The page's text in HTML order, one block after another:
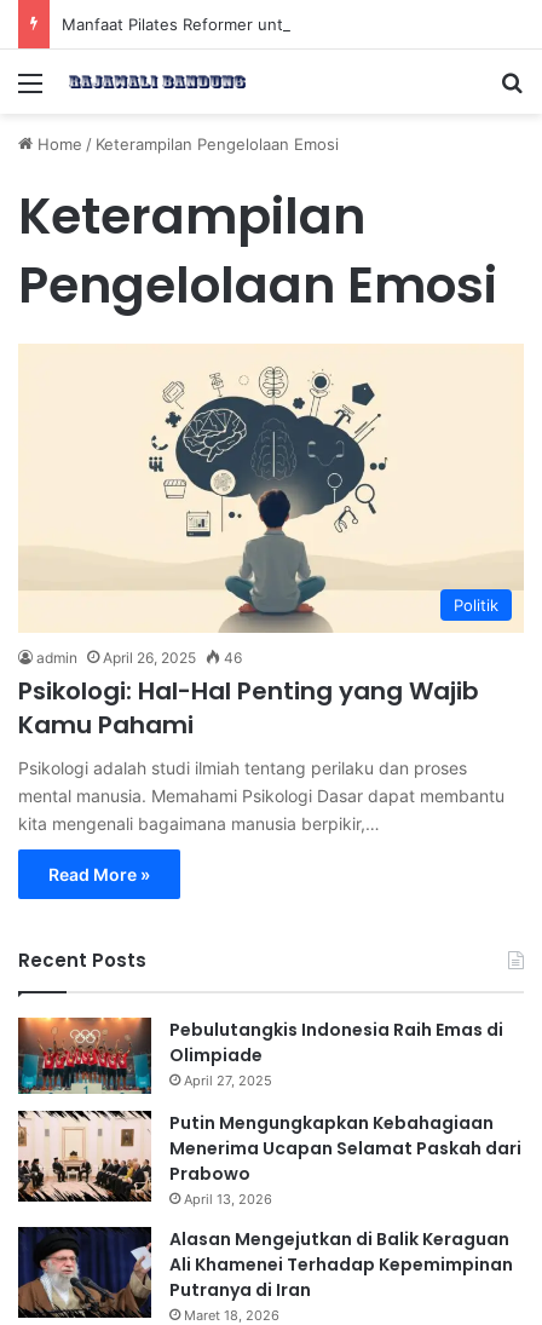
Menu
Home / Keterampilan Pengelolaan Emosi
Keterampilan
Pengelolaan Emosi
Politik
admin April 26, 2025 46
Psikologi: Hal-Hal Penting yang Wajib
Kamu Pahami
Psikologi adalah studi ilmiah tentang perilaku dan proses
mental manusia. Memahami Psikologi Dasar dapat membantu
kita mengenali bagaimana manusia berpikir,…
Read More »
Recent Posts
Pebulutangkis Indonesia Raih Emas di
Olimpiade
April 27, 2025
Putin Mengungkapkan Kebahagiaan
Menerima Ucapan Selamat Paskah dari
Prabowo
April 13, 2026
Alasan Mengejutkan di Balik Keraguan
Ali Khamenei Terhadap Kepemimpinan
Putranya di Iran
Maret 18, 2026